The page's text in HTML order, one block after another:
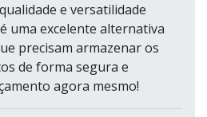
e versatilidade
uma excelente alternativa
precisam armazenar os
de forma segura e
agora mesmo!